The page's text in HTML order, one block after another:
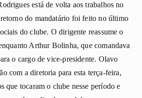
está de volta aos trabalhos no
do mandatário foi feito no último
do clube. O dirigente reassume o
Arthur Bolinha, que comandava
o cargo de vice-presidente. Olavo
com a diretoria para esta terça-feira,
que tocaram o clube nesse período e